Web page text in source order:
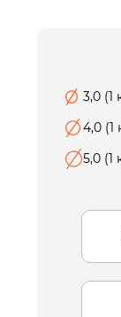
3,0 (1
4,0 (1
5,0 (1